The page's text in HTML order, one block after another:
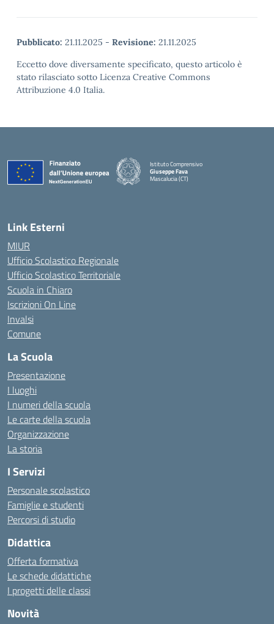
Pubblicato: 21.11.2025 - Revisione: 21.11.2025
Eccetto dove diversamente specificato, questo articolo è
stato rilasciato sotto Licenza Creative Commons
Attribuzione 4.0 Italia.
Istituto Comprensivo
Giuseppe Fava
Mascalucia (CT)
Link Esterni
MIUR
Ufficio Scolastico Regionale
Ufficio Scolastico Territoriale
Scuola in Chiaro
Iscrizioni On Line
Invalsi
Comune
La Scuola
Presentazione
I luoghi
I numeri della scuola
Le carte della scuola
Organizzazione
La storia
I Servizi
Personale scolastico
Famiglie e studenti
Percorsi di studio
Didattica
Offerta formativa
Le schede didattiche
I progetti delle classi
Novità